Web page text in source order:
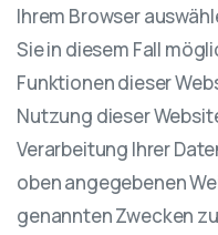
Ihrem Browser
Sie in diesem Fall
Funktionen dieser
Nutzung dieser
Verarbeitung Ihrer
oben angegebenen
genannten Zwecken